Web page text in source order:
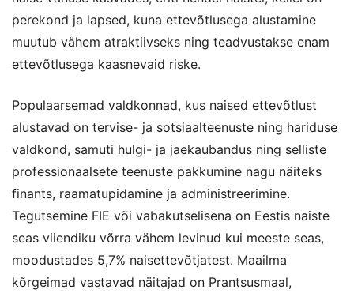
perekond ja lapsed, kuna ettevõtlusega alustamine
muutub vähem atraktiivseks ning teadvustakse enam
ettevõtlusega kaasnevaid riske.
Populaarsemad valdkonnad, kus naised ettevõtlust
alustavad on tervise- ja sotsiaalteenuste ning hariduse
valdkond, samuti hulgi- ja jaekaubandus ning selliste
professionaalsete teenuste pakkumine nagu näiteks
finants, raamatupidamine ja administreerimine.
Tegutsemine FIE või vabakutselisena on Eestis naiste
seas viiendiku võrra vähem levinud kui meeste seas,
moodustades 5,7% naisettevõtjatest. Maailma
kõrgeimad vastavad näitajad on Prantsusmaal,